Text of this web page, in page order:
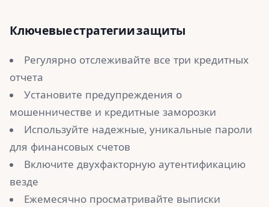
Ключевые стратегии защиты
Регулярно отслеживайте все три кредитных
отчета
Установите предупреждения о
мошенничестве и кредитные заморозки
Используйте надежные, уникальные пароли
для финансовых счетов
Включите двухфакторную аутентификацию
везде
Ежемесячно просматривайте выписки